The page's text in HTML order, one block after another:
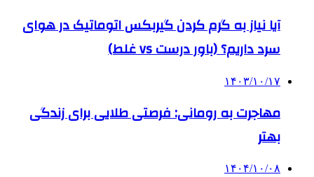
آیا نیاز به گرم کردن گیربکس اتوماتیک در هوای
سرد داریم؟ (باور درست vs غلط)
۱۴۰۳/۱۰/۱۷
مهاجرت به رومانی: فرصتی طلایی برای زندگی
بهتر
۱۴۰۴/۱۰/۰۸